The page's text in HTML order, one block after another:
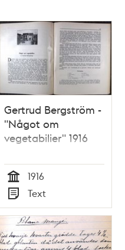
Gertrud Bergström -
"Något om
vegetabilier" 1916
Tid
1916
Typ
Text